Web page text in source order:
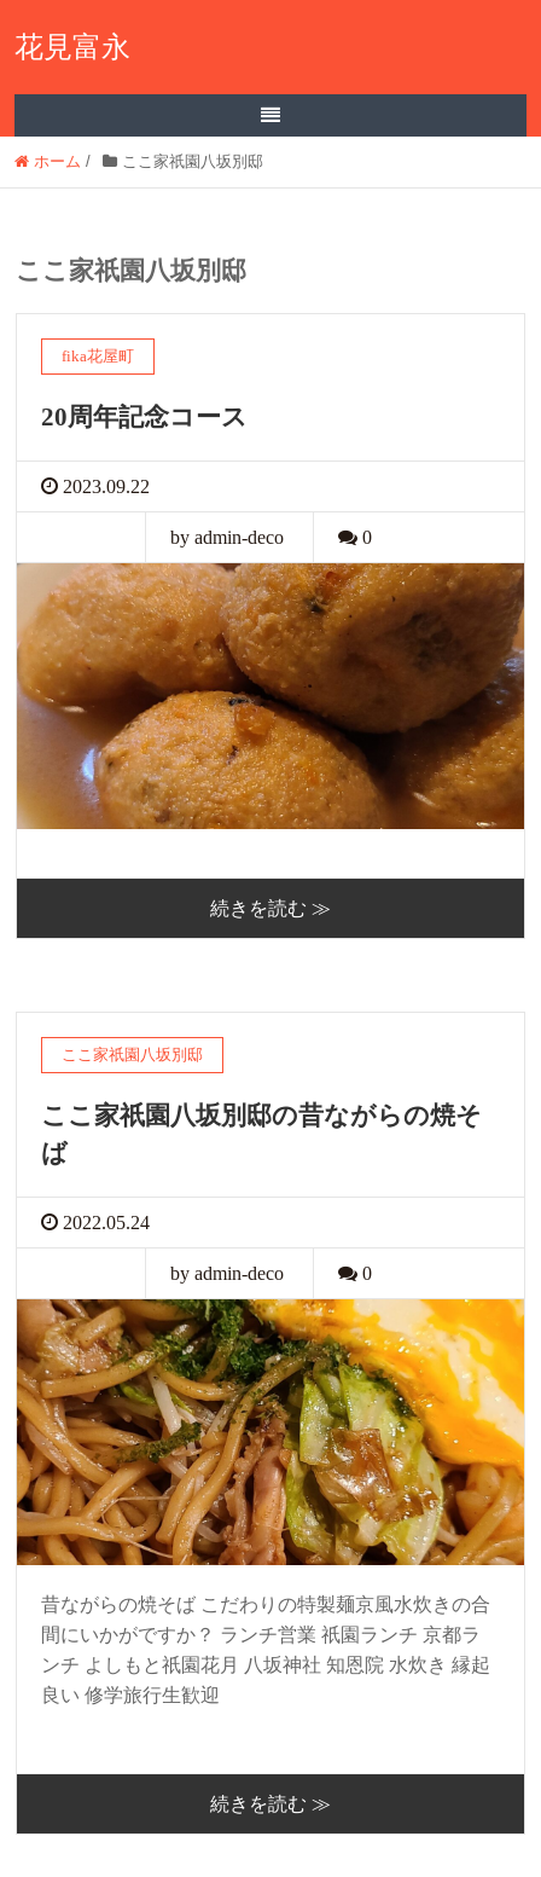
花見富永
ホーム / ここ家祇園八坂別邸
ここ家祇園八坂別邸
fika花屋町
20周年記念コース
2023.09.22
by admin-deco 0
続きを読む ≫
ここ家祇園八坂別邸
ここ家祇園八坂別邸の昔ながらの焼そ
ば
2022.05.24
by admin-deco 0
昔ながらの焼そば こだわりの特製麺京風水炊きの合
間にいかがですか？ ランチ営業 祇園ランチ 京都ラ
ンチ よしもと祇園花月 八坂神社 知恩院 水炊き 縁起
良い 修学旅行生歓迎
続きを読む ≫